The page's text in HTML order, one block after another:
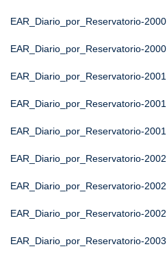
EAR_Diario_por_Reservatorio-2000
EAR_Diario_por_Reservatorio-2000
EAR_Diario_por_Reservatorio-2001
EAR_Diario_por_Reservatorio-2001
EAR_Diario_por_Reservatorio-2001
EAR_Diario_por_Reservatorio-2002
EAR_Diario_por_Reservatorio-2002
EAR_Diario_por_Reservatorio-2002
EAR_Diario_por_Reservatorio-2003